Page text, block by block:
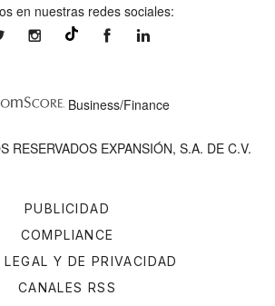
PUBLICIDAD
COMPLIANCE
LEGAL Y DE PRIVACIDAD
CANALES RSS
en nuestras redes sociales:
expansionmxexpansionmx ExpansionMex
Business/Finance
RESERVADOS EXPANSIÓN, S.A. DE C.V.